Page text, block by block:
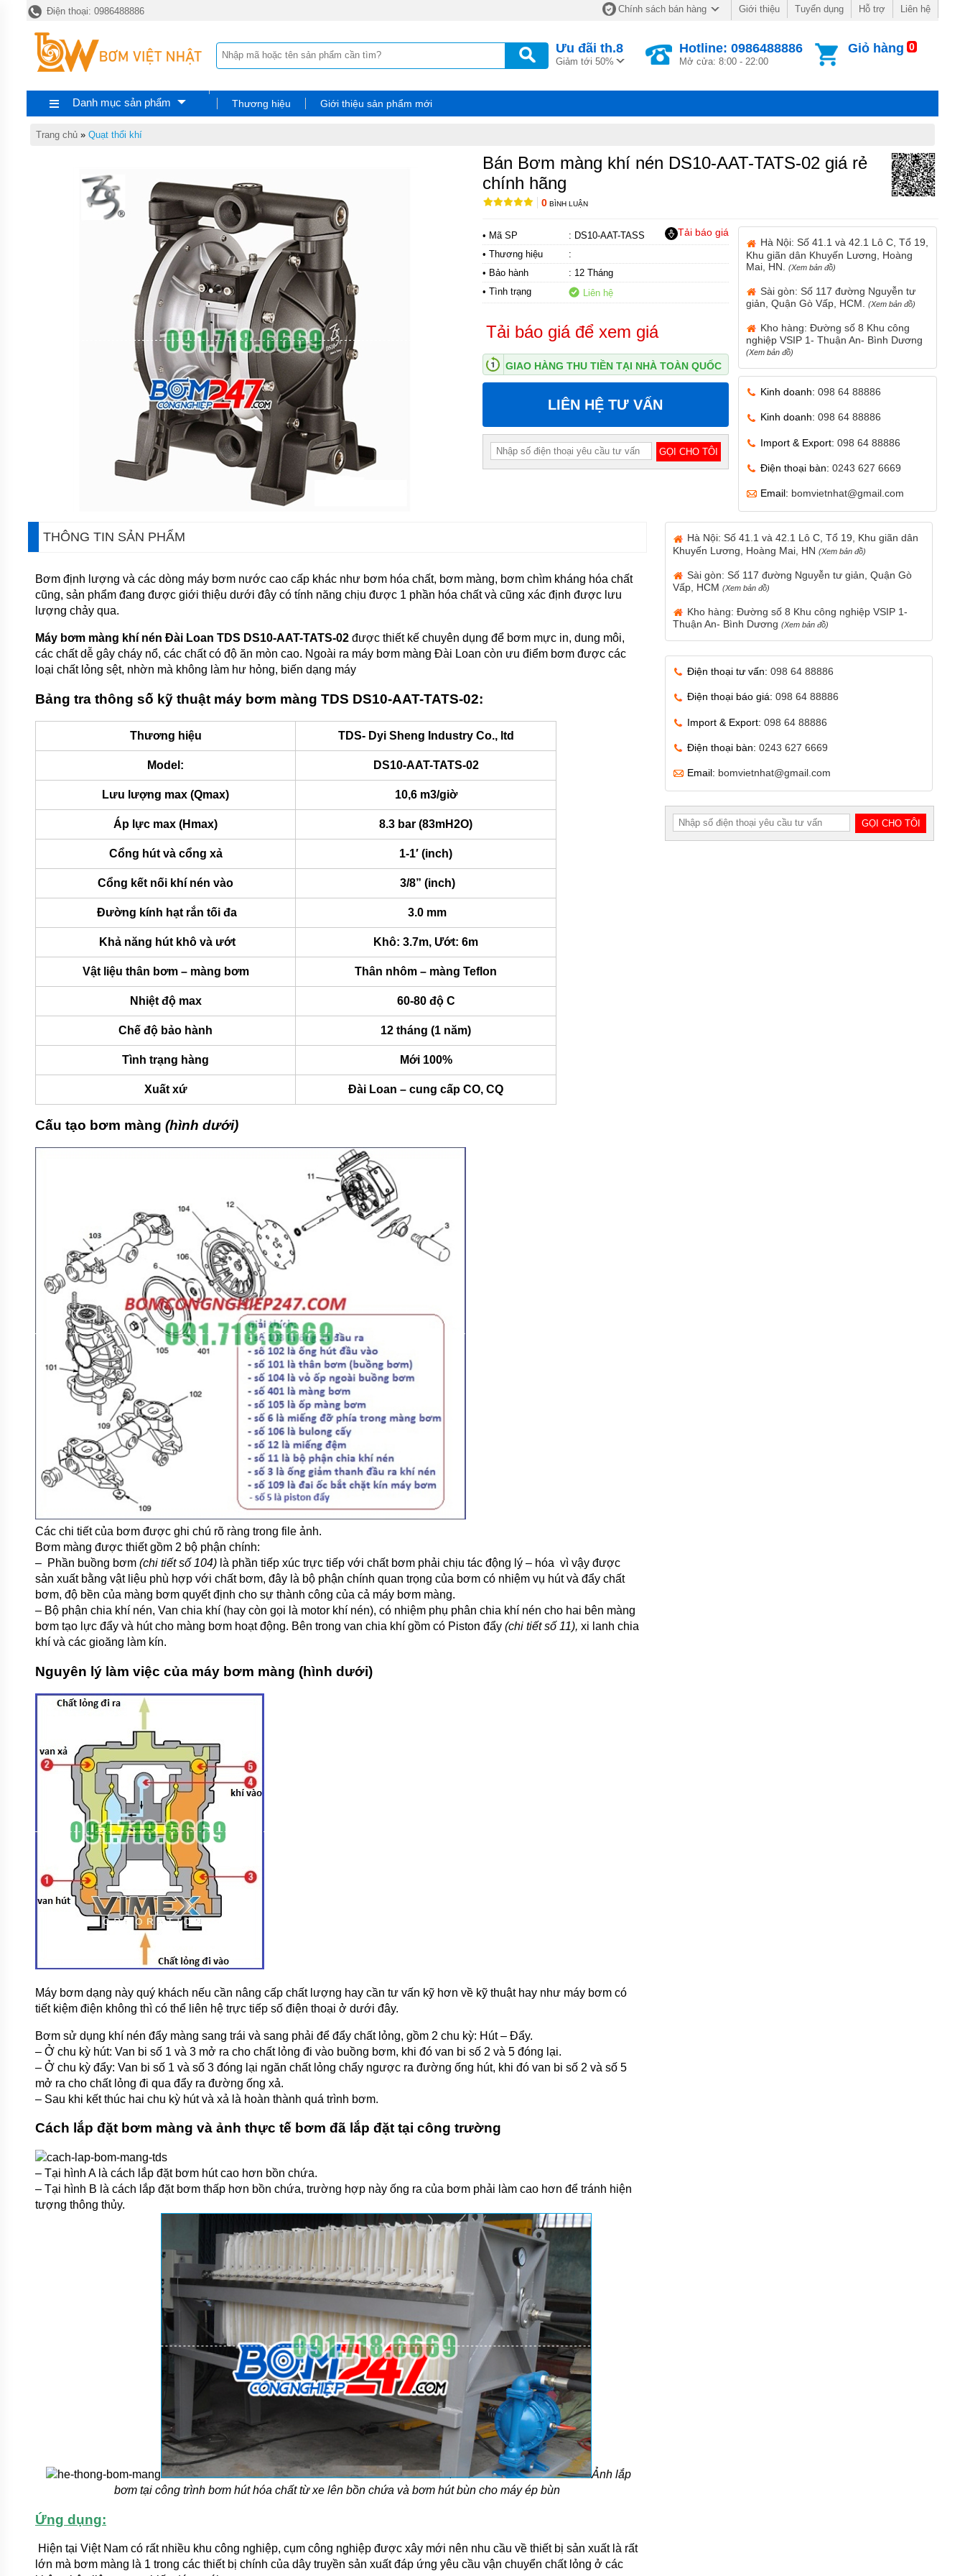
Điện thoại: 0986488886 Chính sách bán hàng Giới thiệu Tuyển dụng Hỗ trợ Liên hệ
Ưu đãi th.8
Giảm tới 50%
Hotline: 0986488886
Mở cửa: 8:00 - 22:00
0
Giỏ hàng
Danh mục sản phẩm Thương hiệu Giới thiệu sản phẩm mới
TRANG
LƯỢNG
CHÌM
KHUẤY
NƯỚC
CÔNG
Trang chủ » Quạt thổi khí
Bán Bơm màng khí nén DS10-AAT-TATS-02 giá rẻ
chính hãng
0 BÌNH LUẬN
Tải báo giá
• Mã SP
: DS10-AAT-TASS
• Thương hiệu
:
• Bảo hành
: 12 Tháng
• Tình trạng
Liên hệ
Tải báo giá để xem giá
GIAO HÀNG THU TIỀN TẠI NHÀ TOÀN QUỐC
LIÊN HỆ TƯ VẤN
Hà Nội: Số 41.1 và 42.1 Lô C, Tổ 19,
Khu giãn dân Khuyến Lương, Hoàng
Mai, HN.
(Xem bản đồ)
Sài gòn: Số 117 đường Nguyễn tư
giản, Quận Gò Vấp, HCM.
(Xem bản đồ)
Kho hàng: Đường số 8 Khu công
nghiệp VSIP 1- Thuận An- Bình Dương
(Xem bản đồ)
Kinh doanh: 098 64 88886
Kinh doanh: 098 64 88886
Import & Export: 098 64 88886
Điện thoại bàn: 0243 627 6669
Email: bomvietnhat@gmail.com
THÔNG TIN SẢN PHẨM
Bơm định lượng và các dòng máy bơm nước cao cấp khác như bơm hóa chất, bơm màng, bơm chìm kháng hóa chất
cũng, sản phẩm đang được giới thiệu dưới đây có tính năng chịu được 1 phần hóa chất và cũng xác định được lưu
lượng chảy qua.
Máy bơm màng khí nén Đài Loan TDS DS10-AAT-TATS-02 được thiết kế chuyên dụng để bơm mực in, dung môi,
các chất dễ gây cháy nổ, các chất có độ ăn mòn cao. Ngoài ra máy bơm màng Đài Loan còn ưu điểm bơm được các
loại chất lỏng sệt, nhờn mà không làm hư hỏng, biến dạng máy
Bảng tra thông số kỹ thuật máy bơm màng TDS DS10-AAT-TATS-02:
Thương hiệu TDS- Dyi Sheng Industry Co., ltd
Model: DS10-AAT-TATS-02
Lưu lượng max (Qmax) 10,6 m3/giờ
Áp lực max (Hmax) 8.3 bar (83mH2O)
Cổng hút và cổng xả 1-1′ (inch)
Cổng kết nối khí nén vào 3/8” (inch)
Đường kính hạt rắn tối đa 3.0 mm
Khả năng hút khô và ướt Khô: 3.7m, Ướt: 6m
Vật liệu thân bơm – màng bơm Thân nhôm – màng Teflon
Nhiệt độ max 60-80 độ C
Chế độ bảo hành 12 tháng (1 năm)
Tình trạng hàng Mới 100%
Xuất xứ Đài Loan – cung cấp CO, CQ
Cấu tạo bơm màng (hình dưới)
Các chi tiết của bơm được ghi chú rõ ràng trong file ảnh.
Bơm màng được thiết gồm 2 bộ phận chính:
– Phần buồng bơm (chi tiết số 104) là phần tiếp xúc trực tiếp với chất bơm phải chịu tác động lý – hóa vì vậy được
sản xuất bằng vật liệu phù hợp với chất bơm, đây là bộ phận chính quan trọng của bơm có nhiệm vụ hút và đẩy chất
bơm, độ bền của màng bơm quyết định cho sự thành công của cả máy bơm màng.
– Bộ phận chia khí nén, Van chia khí (hay còn gọi là motor khí nén), có nhiệm phụ phân chia khí nén cho hai bên màng
bơm tạo lực đẩy và hút cho màng bơm hoạt động. Bên trong van chia khí gồm có Piston đẩy (chi tiết số 11), xi lanh chia
khí và các gioăng làm kín.
Nguyên lý làm việc của máy bơm màng (hình dưới)
Máy bơm dạng này quý khách nếu cần nâng cấp chất lượng hay cần tư vấn kỹ hơn về kỹ thuật hay như máy bơm có
tiết kiệm điện không thì có thể liên hệ trực tiếp số điện thoại ở dưới đây.
Bơm sử dụng khí nén đẩy màng sang trái và sang phải để đẩy chất lỏng, gồm 2 chu kỳ: Hút – Đẩy.
– Ở chu kỳ hút: Van bi số 1 và 3 mở ra cho chất lỏng đi vào buồng bơm, khi đó van bi số 2 và 5 đóng lại.
– Ở chu kỳ đẩy: Van bi số 1 và số 3 đóng lại ngăn chất lỏng chẩy ngược ra đường ống hút, khi đó van bi số 2 và số 5
mở ra cho chất lỏng đi qua đẩy ra đường ống xả.
– Sau khi kết thúc hai chu kỳ hút và xả là hoàn thành quá trình bơm.
Cách lắp đặt bơm màng và ảnh thực tế bơm đã lắp đặt tại công trường
– Tại hình A là cách lắp đặt bơm hút cao hơn bồn chứa.
– Tại hình B là cách lắp đặt bơm thấp hơn bồn chứa, trường hợp này ống ra của bơm phải làm cao hơn để tránh hiện
tượng thông thủy.
Ảnh lắp
bơm tại công trình bơm hút hóa chất từ xe lên bồn chứa và bơm hút bùn cho máy ép bùn
Ứng dụng:
Hiện tại Việt Nam có rất nhiều khu công nghiệp, cụm công nghiệp được xây mới nên nhu cầu về thiết bị sản xuất là rất
lớn mà bơm màng là 1 trong các thiết bị chính của dây truyền sản xuất đáp ứng yêu cầu vận chuyển chất lỏng ở các
Hà Nội: Số 41.1 và 42.1 Lô C, Tổ 19, Khu giãn dân
Khuyến Lương, Hoàng Mai, HN (Xem bản đồ)
Sài gòn: Số 117 đường Nguyễn tư giản, Quận Gò
Vấp, HCM (Xem bản đồ)
Kho hàng: Đường số 8 Khu công nghiệp VSIP 1-
Thuận An- Bình Dương (Xem bản đồ)
Điện thoại tư vấn: 098 64 88886
Điện thoại báo giá: 098 64 88886
Import & Export: 098 64 88886
Điện thoại bàn: 0243 627 6669
Email: bomvietnhat@gmail.com